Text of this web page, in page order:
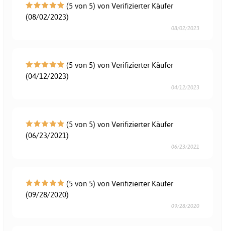
(5 von 5) von Verifizierter Käufer
(08/02/2023)
08/02/2023
(5 von 5) von Verifizierter Käufer
(04/12/2023)
04/12/2023
(5 von 5) von Verifizierter Käufer
(06/23/2021)
06/23/2021
(5 von 5) von Verifizierter Käufer
(09/28/2020)
09/28/2020